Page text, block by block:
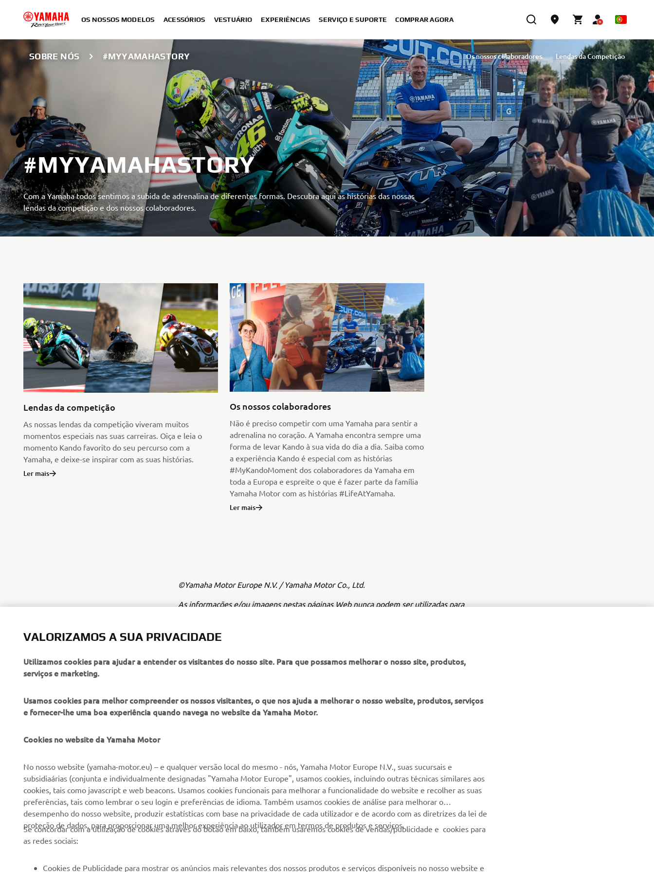
OS NOSSOS MODELOS ACESSÓRIOS VESTUÁRIO EXPERIÊNCIAS SERVIÇO E SUPORTE COMPRAR AGORA
SOBRE NÓS #MYYAMAHASTORY Os nossos colaboradores Lendas da Competição
#MYYAMAHASTORY
Com a Yamaha todos sentimos a subida de adrenalina de diferentes formas. Descubra aqui as histórias das nossas
lendas da competição e dos nossos colaboradores.
Lendas da competição
As nossas lendas da competição viveram muitos
momentos especiais nas suas carreiras. Oiça e leia o
momento Kando favorito do seu percurso com a
Yamaha, e deixe-se inspirar com as suas histórias.
Ler mais
Os nossos colaboradores
Não é preciso competir com uma Yamaha para sentir a
adrenalina no coração. A Yamaha encontra sempre uma
forma de levar Kando à sua vida do dia a dia. Saiba como
a experiência Kando é especial com as histórias
#MyKandoMoment dos colaboradores da Yamaha em
toda a Europa e espreite o que é fazer parte da família
Yamaha Motor com as histórias #LifeAtYamaha.
Ler mais
©Yamaha Motor Europe N.V. / Yamaha Motor Co., Ltd.
As informações e/ou imagens nestas páginas Web nunca podem ser utilizadas para
EMPRESA
Notícias
Imprensa
Catálogos
Trabalhar na Yamaha
Eventos
PARA EMPRESAS
NEO's Delivery
Sistemas eBike
Campos de golfe
Socorristas
Unidade de Negócios de
Yamaha Music
Yamaha Racing
Yamaha Motor Global
Aplicações móveis
Serviço de Apoio ao
Cliente
Livro de reclamações
Catálogo de peças
novos lançamentos e muito mais
processamos os seus dados pessoais:
VALORIZAMOS A SUA PRIVACIDADE
Utilizamos cookies para ajudar a entender os visitantes do nosso site. Para que possamos melhorar o nosso site, produtos,
serviços e marketing.
Usamos cookies para melhor compreender os nossos visitantes, o que nos ajuda a melhorar o nosso website, produtos, serviços
e fornecer-lhe uma boa experiência quando navega no website da Yamaha Motor.
Cookies no website da Yamaha Motor
No nosso website (yamaha-motor.eu) – e qualquer versão local do mesmo - nós, Yamaha Motor Europe N.V., suas sucursais e
subsidiaárias (conjunta e individualmente designadas "Yamaha Motor Europe", usamos cookies, incluindo outras técnicas similares aos
cookies, tais como javascript e web beacons. Usamos cookies funcionais para melhorar a funcionalidade do website e recolher as suas
preferências, tais como lembrar o seu login e preferências de idioma. Também usamos cookies de análise para melhorar o
desempenho do nosso website, produzir estatísticas com base na privacidade de cada utilizador e de acordo com as diretrizes da lei de
proteção de dados, para proporcionar uma melhor experiência ao utilizador em termos de produtos e serviços.
Se concordar com a utilização de cookies através do botão em baixo, também usaremos cookies de vendas/publicidade e cookies para
as redes sociais:
Cookies de Publicidade para mostrar os anúncios mais relevantes dos nossos produtos e serviços disponíveis no nosso website e